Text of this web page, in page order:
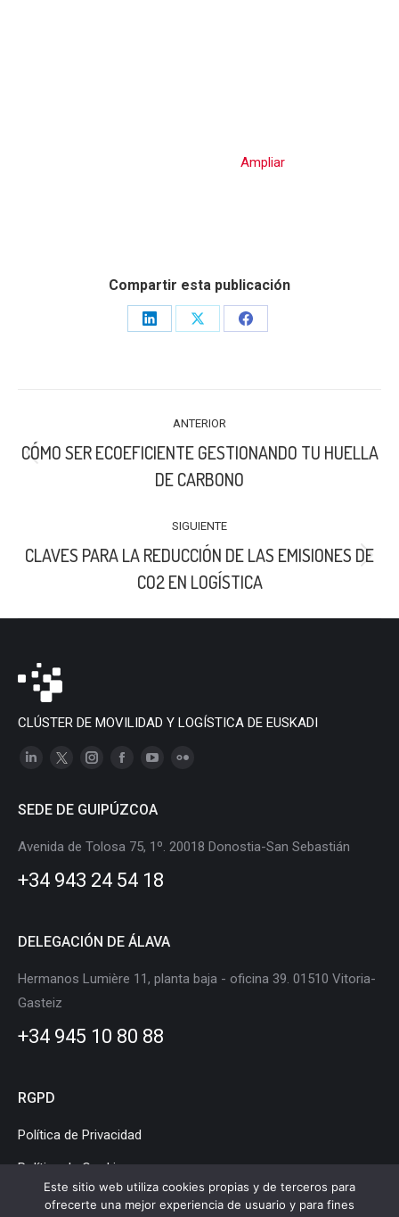
Ampliar
Compartir esta publicación
Share
Share
Share
ENTRE
PUBLICACIONES
ANTERIOR
Publicación
anterior:
CÓMO SER ECOEFICIENTE GESTIONANDO TU HUELLA
DE CARBONO
SIGUIENTE
Publicación
siguiente:
CLAVES PARA LA REDUCCIÓN DE LAS EMISIONES DE
CO2 EN LOGÍSTICA
CLÚSTER DE MOVILIDAD Y LOGÍSTICA DE EUSKADI
Linkedin
opens
window
X
opens
window
Instagram
opens
in
window
opens
in
window
opens
in
window
in
SEDE DE GUIPÚZCOA
Avenida de Tolosa 75, 1º. 20018 Donostia-San Sebastián
+34 943 24 54 18
DELEGACIÓN DE ÁLAVA
Hermanos Lumière 11, planta baja - oficina 39. 01510 Vitoria-
Gasteiz
+34 945 10 80 88
RGPD
Política de Privacidad
Política de Cookies
Aviso Legal
Este sitio web utiliza cookies propias y de terceros para
ofrecerte una mejor experiencia de usuario y para fines